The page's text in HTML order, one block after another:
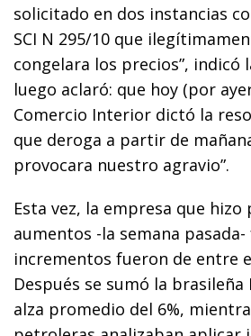
solicitado en dos instancias
SCI N 295/10 que
congelara los precios”, indicó
luego aclaró: que hoy (por
Comercio Interior dictó la
que deroga a partir de
provocara nuestro agravio”.
Esta vez, la empresa que
aumentos -la semana pasada-
incrementos fueron de entre
Después se sumó la
alza promedio del 6%,